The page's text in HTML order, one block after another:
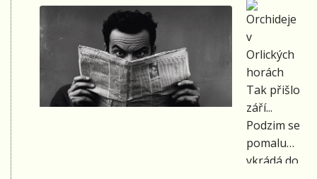
Tak přišlo
září...
Podzim se
pomalu
vkrádá do